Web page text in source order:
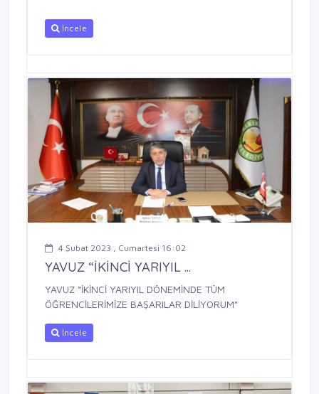
İncele
4 Şubat 2023 , Cumartesi 16:02
YAVUZ “İKİNCİ YARIYIL ...
YAVUZ “İKİNCİ YARIYIL DÖNEMİNDE TÜM
ÖĞRENCİLERİMİZE BAŞARILAR DİLİYORUM”
İncele